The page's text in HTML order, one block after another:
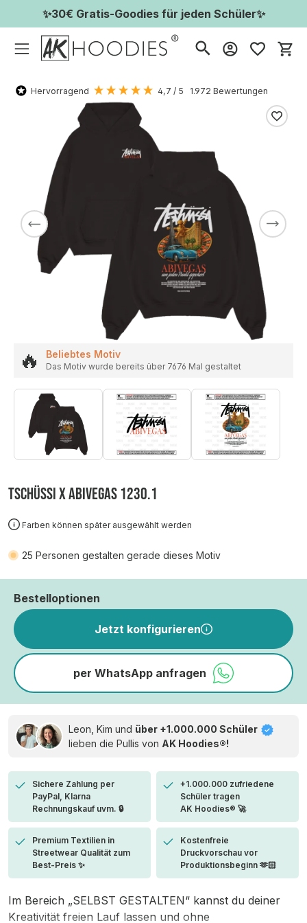
✨30€ Gratis-Goodies für jeden Schüler✨
Hervorragend 4,7 / 5 1.972 Bewertungen
🔥 Beliebtes Motiv
Das Motiv wurde bereits über 7676 Mal gestaltet
TSCHÜSSI X ABIVEGAS 1230.1
Farben können später ausgewählt werden
25 Personen gestalten gerade dieses Motiv
Bestelloptionen
Jetzt konfigurieren
per WhatsApp anfragen
Leon, Kim und über +1.000.000 Schüler
lieben die Pullis von AK Hoodies®!
Sichere Zahlung per
PayPal, Klarna
Rechnungskauf uvm. 🔒
+1.000.000 zufriedene
Schüler tragen
AK Hoodies® 🚀
Premium Textilien in
Streetwear Qualität zum
Best-Preis ✨
Kostenfreie
Druckvorschau vor
Produktionsbeginn 🫶🏻
Im Bereich „SELBST GESTALTEN“ kannst du deiner
Kreativität freien Lauf lassen und ohne